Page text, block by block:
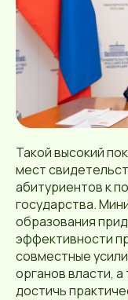
Такой высокий
мест
абитуриентов к
государства.
образования
эффективности
совместные
органов власти,
достичь